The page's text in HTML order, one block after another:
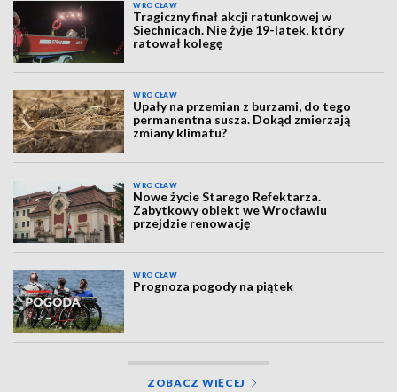
WROCŁAW
Tragiczny finał akcji ratunkowej w
Siechnicach. Nie żyje 19-latek, który
ratował kolegę
WROCŁAW
Upały na przemian z burzami, do tego
permanentna susza. Dokąd zmierzają
zmiany klimatu?
WROCŁAW
Nowe życie Starego Refektarza.
Zabytkowy obiekt we Wrocławiu
przejdzie renowację
WROCŁAW
Prognoza pogody na piątek
ZOBACZ WIĘCEJ